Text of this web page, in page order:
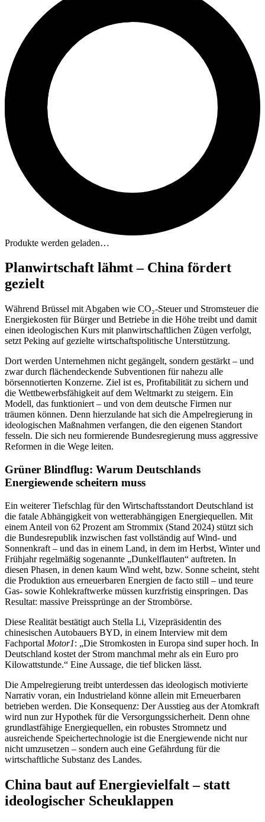
Produkte werden geladen…
Planwirtschaft lähmt – China fördert
gezielt
Während Brüssel mit Abgaben wie CO₂-Steuer und Stromsteuer die
Energiekosten für Bürger und Betriebe in die Höhe treibt und damit
einen ideologischen Kurs mit planwirtschaftlichen Zügen verfolgt,
setzt Peking auf gezielte wirtschaftspolitische Unterstützung.
Dort werden Unternehmen nicht gegängelt, sondern gestärkt – und
zwar durch flächendeckende Subventionen für nahezu alle
börsennotierten Konzerne. Ziel ist es, Profitabilität zu sichern und
die Wettbewerbsfähigkeit auf dem Weltmarkt zu steigern. Ein
Modell, das funktioniert – und von dem deutsche Firmen nur
träumen können. Denn hierzulande hat sich die Ampelregierung in
ideologischen Maßnahmen verfangen, die den eigenen Standort
fesseln. Die sich neu formierende Bundesregierung muss aggressive
Reformen in die Wege leiten.
Grüner Blindflug: Warum Deutschlands
Energiewende scheitern muss
Ein weiterer Tiefschlag für den Wirtschaftsstandort Deutschland ist
die fatale Abhängigkeit von wetterabhängigen Energiequellen. Mit
einem Anteil von 62 Prozent am Strommix (Stand 2024) stützt sich
die Bundesrepublik inzwischen fast vollständig auf Wind- und
Sonnenkraft – und das in einem Land, in dem im Herbst, Winter und
Frühjahr regelmäßig sogenannte „Dunkelflauten“ auftreten. In
diesen Phasen, in denen kaum Wind weht, bzw. Sonne scheint, steht
die Produktion aus erneuerbaren Energien de facto still – und teure
Gas- sowie Kohlekraftwerke müssen kurzfristig einspringen. Das
Resultat: massive Preissprünge an der Strombörse.
Diese Realität bestätigt auch Stella Li, Vizepräsidentin des
chinesischen Autobauers BYD, in einem Interview mit dem
Fachportal Motor1: „Die Stromkosten in Europa sind super hoch. In
Deutschland kostet der Strom manchmal mehr als ein Euro pro
Kilowattstunde.“ Eine Aussage, die tief blicken lässt.
Die Ampelregierung treibt unterdessen das ideologisch motivierte
Narrativ voran, ein Industrieland könne allein mit Erneuerbaren
betrieben werden. Die Konsequenz: Der Ausstieg aus der Atomkraft
wird nun zur Hypothek für die Versorgungssicherheit. Denn ohne
grundlastfähige Energiequellen, ein robustes Stromnetz und
ausreichende Speichertechnologie ist die Energiewende nicht nur
nicht umzusetzen – sondern auch eine Gefährdung für die
wirtschaftliche Substanz des Landes.
China baut auf Energievielfalt – statt
ideologischer Scheuklappen